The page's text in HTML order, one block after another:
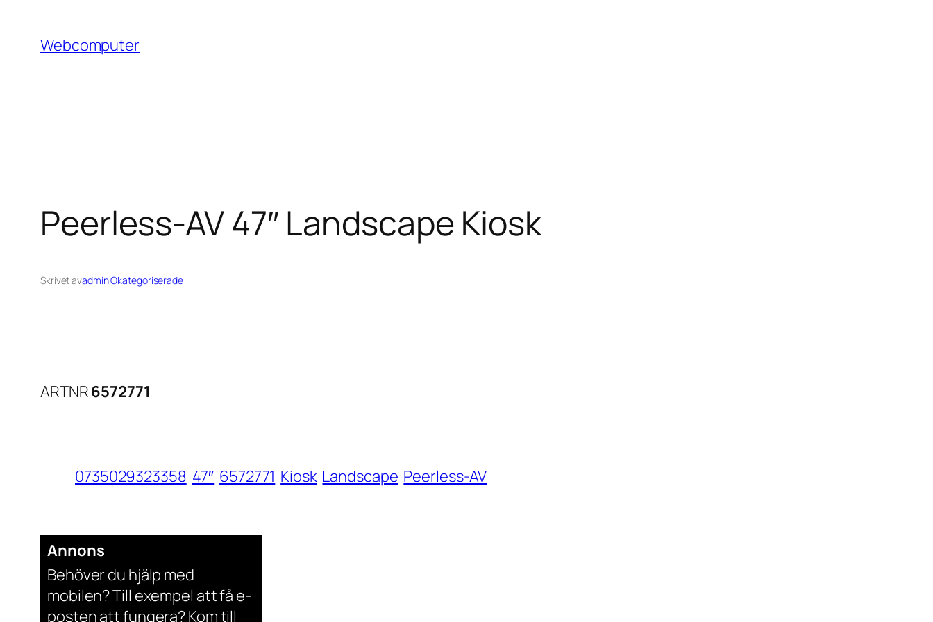
innehåll
Webcomputer
Peerless-AV 47″ Landscape Kiosk
Skrivet avadminiOkategoriserade
ARTNR6572771
0735029323358 47″ 6572771 Kiosk Landscape Peerless-AV
Annons
Behöver du hjälp med
mobilen? Till exempel att få e-
posten att fungera? Kom till